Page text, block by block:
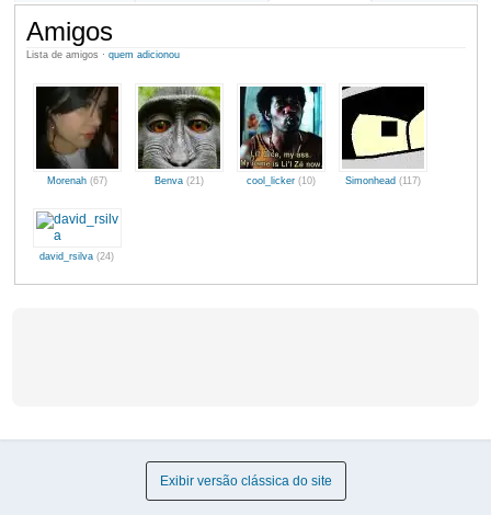
Amigos
Lista de amigos · quem adicionou
Morenah (67) Benva (21) cool_licker (10) Simonhead (117)
david_rsilva (24)
Exibir versão clássica do site